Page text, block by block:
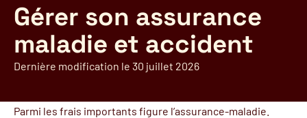
Gérer son assurance
maladie et accident
Dernière modification le 30 juillet 2026
Parmi les frais importants figure l’assurance-maladie.